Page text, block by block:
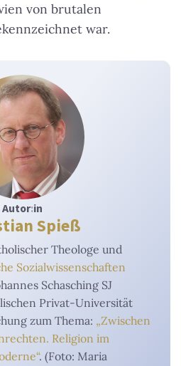
von brutalen
war.
Autor:in
Spieß
Theologe und
Sozialwissenschaften
Schasching SJ
Privat-Universität
zum Thema: „Zwischen
Religion im
. (Foto: Maria